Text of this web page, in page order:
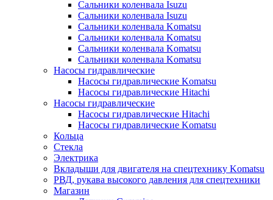
Сальники коленвала Isuzu
Сальники коленвала Isuzu
Сальники коленвала Komatsu
Сальники коленвала Komatsu
Сальники коленвала Komatsu
Сальники коленвала Komatsu
Насосы гидравлические
Насосы гидравлические Komatsu
Насосы гидравлические Hitachi
Насосы гидравлические
Насосы гидравлические Hitachi
Насосы гидравлические Komatsu
Кольца
Стекла
Электрика
Вкладыши для двигателя на спецтехнику Komatsu
РВД, рукава высокого давления для спецтехники
Магазин